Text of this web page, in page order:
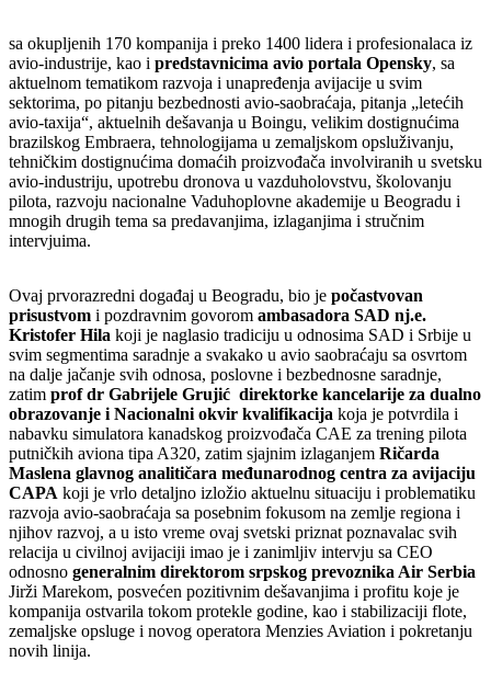
sa okupljenih 170 kompanija i preko 1400 lidera i profesionalaca iz
avio-industrije, kao i predstavnicima avio portala Opensky, sa
aktuelnom tematikom razvoja i unapređenja avijacije u svim
sektorima, po pitanju bezbednosti avio-saobraćaja, pitanja „letećih
avio-taxija“, aktuelnih dešavanja u Boingu, velikim dostignućima
brazilskog Embraera, tehnologijama u zemaljskom opsluživanju,
tehničkim dostignućima domaćih proizvođača involviranih u svetsku
avio-industriju, upotrebu dronova u vazduholovstvu, školovanju
pilota, razvoju nacionalne Vaduhoplovne akademije u Beogradu i
mnogih drugih tema sa predavanjima, izlaganjima i stručnim
intervjuima.
Ovaj prvorazredni događaj u Beogradu, bio je počastvovan
prisustvom i pozdravnim govorom ambasadora SAD nj.e.
Kristofer Hila koji je naglasio tradiciju u odnosima SAD i Srbije u
svim segmentima saradnje a svakako u avio saobraćaju sa osvrtom
na dalje jačanje svih odnosa, poslovne i bezbednosne saradnje,
zatim prof dr Gabrijele Grujić direktorke kancelarije za dualno
obrazovanje i Nacionalni okvir kvalifikacija koja je potvrdila i
nabavku simulatora kanadskog proizvođača CAE za trening pilota
putničkih aviona tipa A320, zatim sjajnim izlaganjem Ričarda
Maslena glavnog analitičara međunarodnog centra za avijaciju
CAPA koji je vrlo detaljno izložio aktuelnu situaciju i problematiku
razvoja avio-saobraćaja sa posebnim fokusom na zemlje regiona i
njihov razvoj, a u isto vreme ovaj svetski priznat poznavalac svih
relacija u civilnoj avijaciji imao je i zanimljiv intervju sa CEO
odnosno generalnim direktorom srpskog prevoznika Air Serbia
Jirži Marekom, posvećen pozitivnim dešavanjima i profitu koje je
kompanija ostvarila tokom protekle godine, kao i stabilizaciji flote,
zemaljske opsluge i novog operatora Menzies Aviation i pokretanju
novih linija.